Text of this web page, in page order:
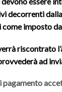
decorrenti
come imposto
riscontrato
ad
pagamento